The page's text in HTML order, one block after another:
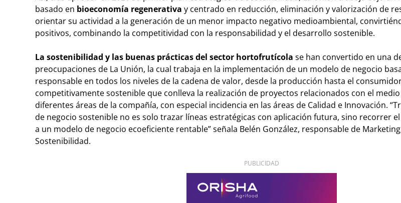
basado en bioeconomía regenerativa y centrado en reducción, eliminación y valorización de
orientar su actividad a la generación de un menor impacto negativo medioambiental,
positivos, combinando la competitividad con la responsabilidad y el desarrollo sostenible.
La sostenibilidad y las buenas prácticas del sector hortofrutícola se han convertido en una
preocupaciones de La Unión, la cual trabaja en la implementación de un modelo de negocio
responsable en todos los niveles de la cadena de valor, desde la producción hasta el
competitivamente sostenible que conlleva la realización de proyectos relacionados con el
diferentes áreas de la compañía, con especial incidencia en las áreas de Calidad e Innovación.
de negocio sostenible no es solo trazar líneas estratégicas con aplicación futura, sino recorrer
a un modelo de negocio ecoeficiente rentable” señala Belén González, responsable de
Sostenibilidad.
PUBLICIDAD